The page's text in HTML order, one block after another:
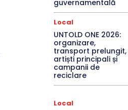
guvernamentală
Local
UNTOLD ONE 2026:
organizare,
transport prelungit,
artiști principali și
campanii de
reciclare
Local